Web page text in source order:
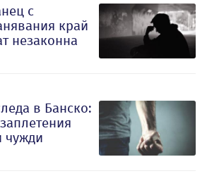
с
край
незаконна
в Банско:
чужди